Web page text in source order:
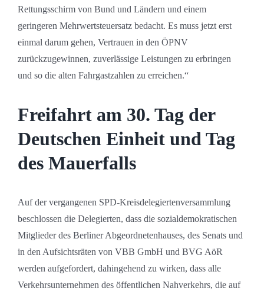
Rettungsschirm von Bund und Ländern und einem
geringeren Mehrwertsteuersatz bedacht. Es muss jetzt erst
einmal darum gehen, Vertrauen in den ÖPNV
zurückzugewinnen, zuverlässige Leistungen zu erbringen
und so die alten Fahrgastzahlen zu erreichen.“
Freifahrt am 30. Tag der
Deutschen Einheit und Tag
des Mauerfalls
Auf der vergangenen SPD-Kreisdelegiertenversammlung
beschlossen die Delegierten, dass die sozialdemokratischen
Mitglieder des Berliner Abgeordnetenhauses, des Senats und
in den Aufsichtsräten von VBB GmbH und BVG AöR
werden aufgefordert, dahingehend zu wirken, dass alle
Verkehrsunternehmen des öffentlichen Nahverkehrs, die auf